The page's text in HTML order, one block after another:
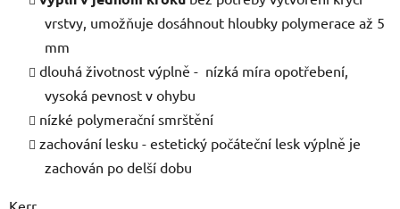
vrstvy, umožňuje dosáhnout hloubky polymerace až 5
mm
dlouhá životnost výplně - nízká míra opotřebení,
vysoká pevnost v ohybu
nízké polymerační smrštění
zachování lesku - estetický počáteční lesk výplně je
zachován po delší dobu